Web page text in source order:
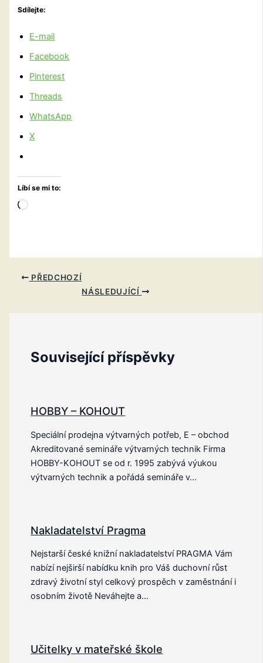
Sdílejte:
E-mail
Facebook
Pinterest
Threads
WhatsApp
X
Líbí se mi to:
Načítání…
PŘEDCHOZÍ
NÁSLEDUJÍCÍ
Související příspěvky
HOBBY – KOHOUT
Speciální prodejna výtvarných potřeb, E – obchod
Akreditované semináře výtvarných technik Firma
HOBBY-KOHOUT se od r. 1995 zabývá výukou
výtvarných technik a pořádá semináře v…
Nakladatelství Pragma
Nejstarší české knižní nakladatelství PRAGMA Vám
nabízí nejširší nabídku knih pro Váš duchovní růst
zdravý životní styl celkový prospěch v zaměstnání i
osobním životě Neváhejte a…
Učitelky v mateřské škole